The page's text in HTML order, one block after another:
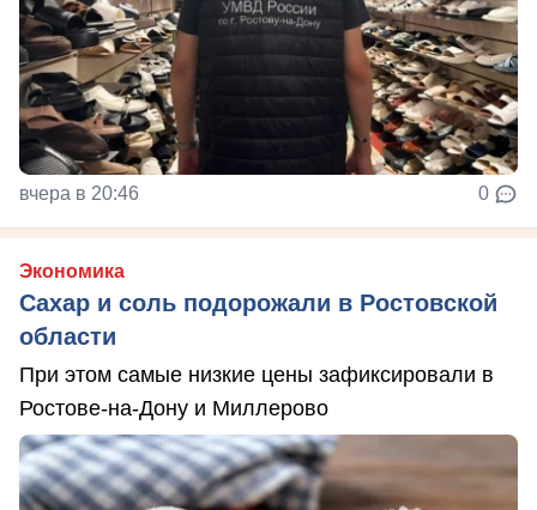
вчера в 20:46 0
Экономика
Сахар и соль подорожали в Ростовской
области
При этом самые низкие цены зафиксировали в
Ростове-на-Дону и Миллерово